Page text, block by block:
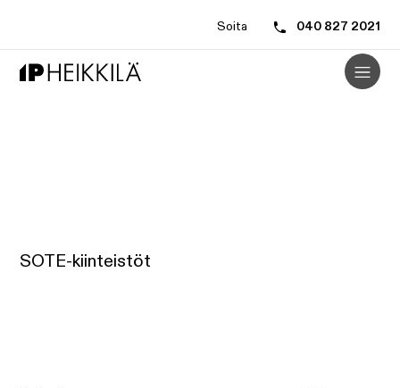
Soita 040 827 2021
SOTE-kiinteistöt